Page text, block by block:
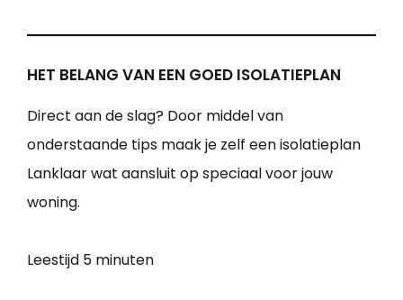
HET BELANG VAN EEN GOED ISOLATIEPLAN
Direct aan de slag? Door middel van
onderstaande tips maak je zelf een isolatieplan
Lanklaar wat aansluit op speciaal voor jouw
woning.
Leestijd 5 minuten